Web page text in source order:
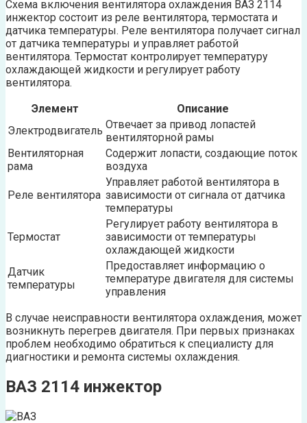
Схема включения вентилятора охлаждения ВАЗ 2114
инжектор состоит из реле вентилятора, термостата и
датчика температуры. Реле вентилятора получает сигнал
от датчика температуры и управляет работой
вентилятора. Термостат контролирует температуру
охлаждающей жидкости и регулирует работу
вентилятора.
Элемент
Описание
Электродвигатель Отвечает за привод лопастей
вентиляторной рамы
Вентиляторная
рама
Содержит лопасти, создающие поток
воздуха
Реле вентилятора
Управляет работой вентилятора в
зависимости от сигнала от датчика
температуры
Термостат
Регулирует работу вентилятора в
зависимости от температуры
охлаждающей жидкости
Датчик
температуры
Предоставляет информацию о
температуре двигателя для системы
управления
В случае неисправности вентилятора охлаждения, может
возникнуть перегрев двигателя. При первых признаках
проблем необходимо обратиться к специалисту для
диагностики и ремонта системы охлаждения.
ВАЗ 2114 инжектор